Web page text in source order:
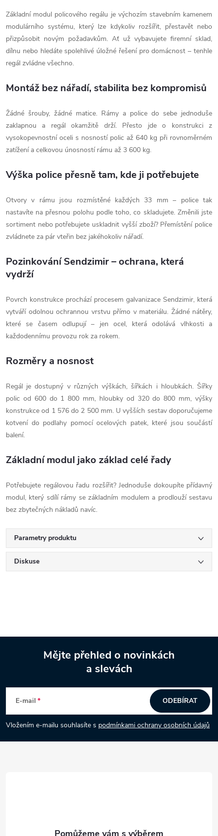
Základní modul policového regálu je výchozím stavebním kamenem
modulárního systému, který lze kdykoliv rozšířit, přestavět nebo
přizpůsobit novým požadavkům. Ať už vybavujete firemní sklad,
dílnu nebo hledáte spolehlivé úložné řešení pro domácnost – tenhle
regál zvládne všechno.
Montáž bez nářadí, stabilita bez kompromisů
Žádné šrouby, žádné matice. Rámy a police do sebe jednoduše
zaklapnou a regál okamžitě drží. Přesto jde o konstrukci z
vysokopevnostní oceli s nosností polic až 640 kg při rovnoměrném
zatížení a celkovou únosností rámu až 3 600 kg.
Výška police přesně tam, kde ji potřebujete
Otvory v rámu jsou rozmístěné každých 33 mm – police tak
nastavíte na přesnou polohu podle toho, co skladujete. Změnili jste
sortiment nebo potřebujete uskladnit vyšší zboží? Přemístění police
zvládnete za pár vteřin bez jakéhokoliv nářadí.
Pozinkování Sendzimir – ochrana, která
vydrží
Povrch konstrukce prochází procesem galvanizace Sendzimir, která
vytváří odolnou ochrannou vrstvu přímo v materiálu. Žádné nátěry,
které se časem odlupují – jen ocel, která odolává vlhkosti a
každodennímu provozu rok za rokem.
Rozměry a nosnost
Regál je dostupný v různých výškách, šířkách i hloubkách. Šířky
polic od 600 do 1 800 mm, hloubky od 320 do 800 mm, výšky
konstrukce od 1 576 do 2 500 mm. U vyšších sestav doporučujeme
kotvení do podlahy pomocí ocelových patek, které jsou součástí
balení.
Základní modul jako základ celé řady
Potřebujete regálovou řadu rozšířit? Jednoduše dokoupíte přídavný
modul, který sdílí rámy se základním modulem a prodlouží sestavu
bez zbytečných nákladů navíc.
Parametry produktu
Diskuse
p
a
Mějte přehled o novinkách
a slevách
E-mail
Vložením e-mailu souhlasíte s podmínkami ochrany osobních údajů
ODEBÍRAT